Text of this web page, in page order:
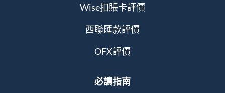
Wise扣賬卡評價
西聯匯款評價
OFX評價
必讀指南